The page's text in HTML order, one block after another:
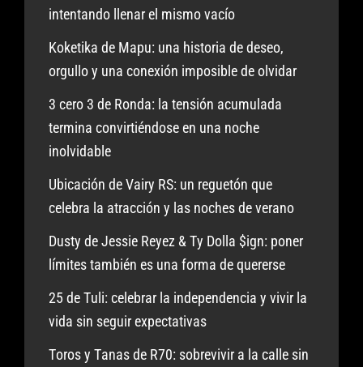
intentando llenar el mismo vacío
Koketika de Mapu: una historia de deseo,
orgullo y una conexión imposible de olvidar
3 cero 3 de Ronda: la tensión acumulada
termina convirtiéndose en una noche
inolvidable
Ubicación de Vairy RS: un reguetón que
celebra la atracción y las noches de verano
Dusty de Jessie Reyez & Ty Dolla $ign: poner
límites también es una forma de quererse
25 de Tuli: celebrar la independencia y vivir la
vida sin seguir expectativas
Toros y Tanas de R70: sobrevivir a la calle sin